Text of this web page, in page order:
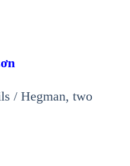
/ Hegman, two